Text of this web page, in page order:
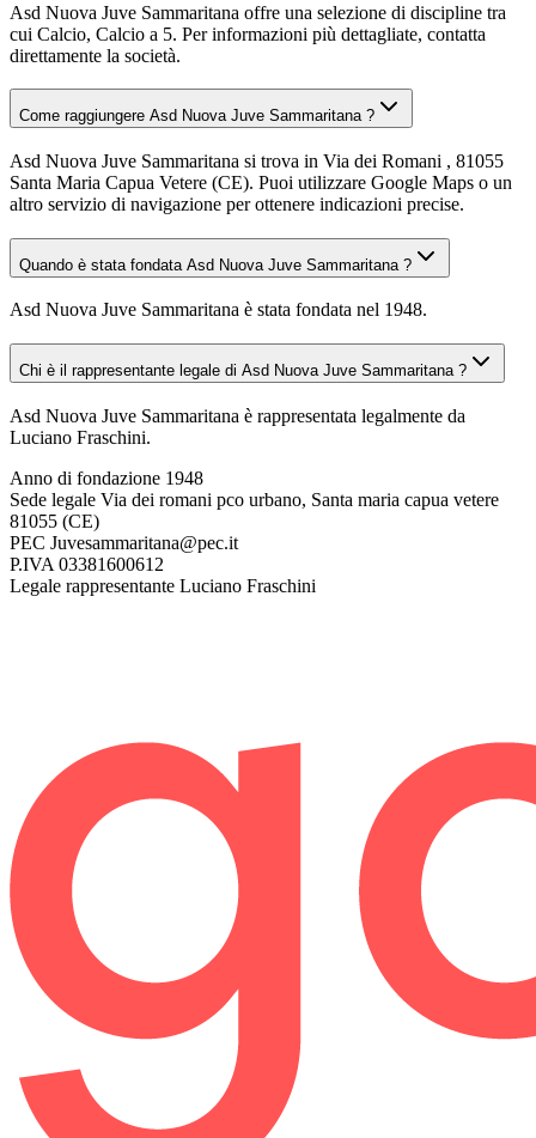
Asd Nuova Juve Sammaritana offre una selezione di discipline tra
cui Calcio, Calcio a 5. Per informazioni più dettagliate, contatta
direttamente la società.
Come raggiungere Asd Nuova Juve Sammaritana ?
Asd Nuova Juve Sammaritana si trova in Via dei Romani , 81055
Santa Maria Capua Vetere (CE). Puoi utilizzare Google Maps o un
altro servizio di navigazione per ottenere indicazioni precise.
Quando è stata fondata Asd Nuova Juve Sammaritana ?
Asd Nuova Juve Sammaritana è stata fondata nel 1948.
Chi è il rappresentante legale di Asd Nuova Juve Sammaritana ?
Asd Nuova Juve Sammaritana è rappresentata legalmente da
Luciano Fraschini.
Anno di fondazione 1948
Sede legale Via dei romani pco urbano, Santa maria capua vetere
81055 (CE)
PEC Juvesammaritana@pec.it
P.IVA 03381600612
Legale rappresentante Luciano Fraschini